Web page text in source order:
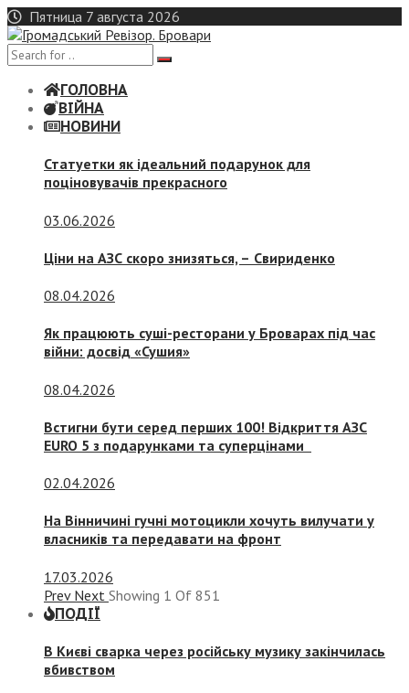
Skip
to
content
Пятница 7 августа 2026
ГОЛОВНА
ВІЙНА
НОВИНИ
Статуетки як ідеальний подарунок для
поціновувачів прекрасного
03.06.2026
Ціни на АЗС скоро знизяться, – Свириденко
08.04.2026
Як працюють суші-ресторани у Броварах під час
війни: досвід «Сушия»
08.04.2026
Встигни бути серед перших 100! Відкриття АЗС
EURO 5 з подарунками та суперцінами
02.04.2026
На Вінничині гучні мотоцикли хочуть вилучати у
власників та передавати на фронт
17.03.2026
Prev Next Showing 1 Of 851
ПОДІЇ
В Києві сварка через російську музику закінчилась
вбивством